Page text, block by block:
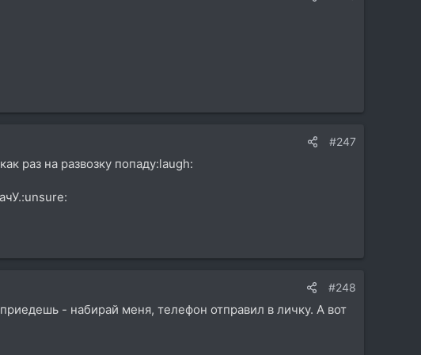
#247
раз на развозку попаду:laugh:
#248
- набирай меня, телефон отправил в личку. А вот